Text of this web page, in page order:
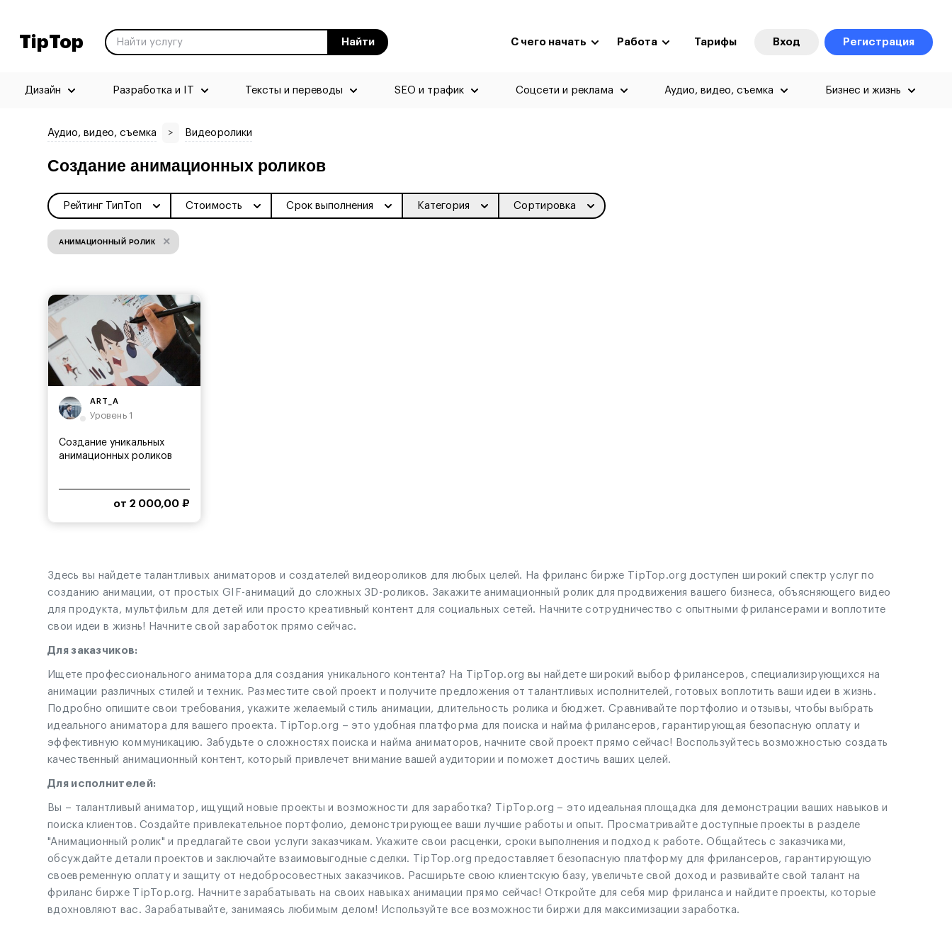
TipTop Найти С чего начать Работа Тарифы Вход Регистрация
Дизайн Разработка и IT Тексты и переводы SEO и трафик Соцсети и реклама Аудио, видео, съемка Бизнес и жизнь
Аудио, видео, съемка > Видеоролики
Создание анимационных роликов
Рейтинг ТипТоп Стоимость Срок выполнения Категория Сортировка
АНИМАЦИОННЫЙ РОЛИК ×
ART_A
Уровень 1
Создание уникальных
анимационных роликов
от 2 000,00 ₽
Здесь вы найдете талантливых аниматоров и создателей видеороликов для любых целей. На фриланс бирже TipTop.org доступен широкий спектр услуг по
созданию анимации, от простых GIF-анимаций до сложных 3D-роликов. Закажите анимационный ролик для продвижения вашего бизнеса, объясняющего видео
для продукта, мультфильм для детей или просто креативный контент для социальных сетей. Начните сотрудничество с опытными фрилансерами и воплотите
свои идеи в жизнь! Начните свой заработок прямо сейчас.
Для заказчиков:
Ищете профессионального аниматора для создания уникального контента? На TipTop.org вы найдете широкий выбор фрилансеров, специализирующихся на
анимации различных стилей и техник. Разместите свой проект и получите предложения от талантливых исполнителей, готовых воплотить ваши идеи в жизнь.
Подробно опишите свои требования, укажите желаемый стиль анимации, длительность ролика и бюджет. Сравнивайте портфолио и отзывы, чтобы выбрать
идеального аниматора для вашего проекта. TipTop.org – это удобная платформа для поиска и найма фрилансеров, гарантирующая безопасную оплату и
эффективную коммуникацию. Забудьте о сложностях поиска и найма аниматоров, начните свой проект прямо сейчас! Воспользуйтесь возможностью создать
качественный анимационный контент, который привлечет внимание вашей аудитории и поможет достичь ваших целей.
Для исполнителей:
Вы – талантливый аниматор, ищущий новые проекты и возможности для заработка? TipTop.org – это идеальная площадка для демонстрации ваших навыков и
поиска клиентов. Создайте привлекательное портфолио, демонстрирующее ваши лучшие работы и опыт. Просматривайте доступные проекты в разделе
"Анимационный ролик" и предлагайте свои услуги заказчикам. Укажите свои расценки, сроки выполнения и подход к работе. Общайтесь с заказчиками,
обсуждайте детали проектов и заключайте взаимовыгодные сделки. TipTop.org предоставляет безопасную платформу для фрилансеров, гарантирующую
своевременную оплату и защиту от недобросовестных заказчиков. Расширьте свою клиентскую базу, увеличьте свой доход и развивайте свой талант на
фриланс бирже TipTop.org. Начните зарабатывать на своих навыках анимации прямо сейчас! Откройте для себя мир фриланса и найдите проекты, которые
вдохновляют вас. Зарабатывайте, занимаясь любимым делом! Используйте все возможности биржи для максимизации заработка.